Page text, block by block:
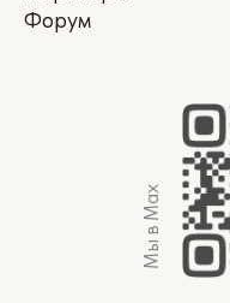
Форум
Мы в Max